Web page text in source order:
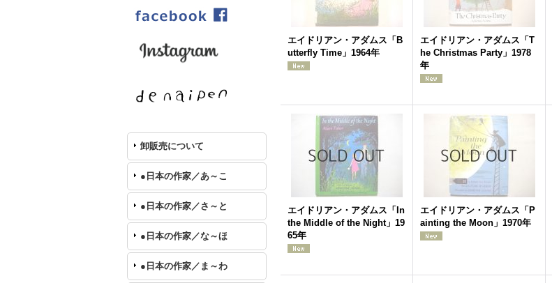
卸販売について
●日本の作家／あ～こ
●日本の作家／さ～と
●日本の作家／な～ほ
●日本の作家／ま～わ
エイドリアン・アダムス「B
utterfly Time」1964年
エイドリアン・アダムス「T
he Christmas Party」1978
年
エイドリアン・アダムス「In
the Middle of the Night」19
65年
エイドリアン・アダムス「P
ainting the Moon」1970年